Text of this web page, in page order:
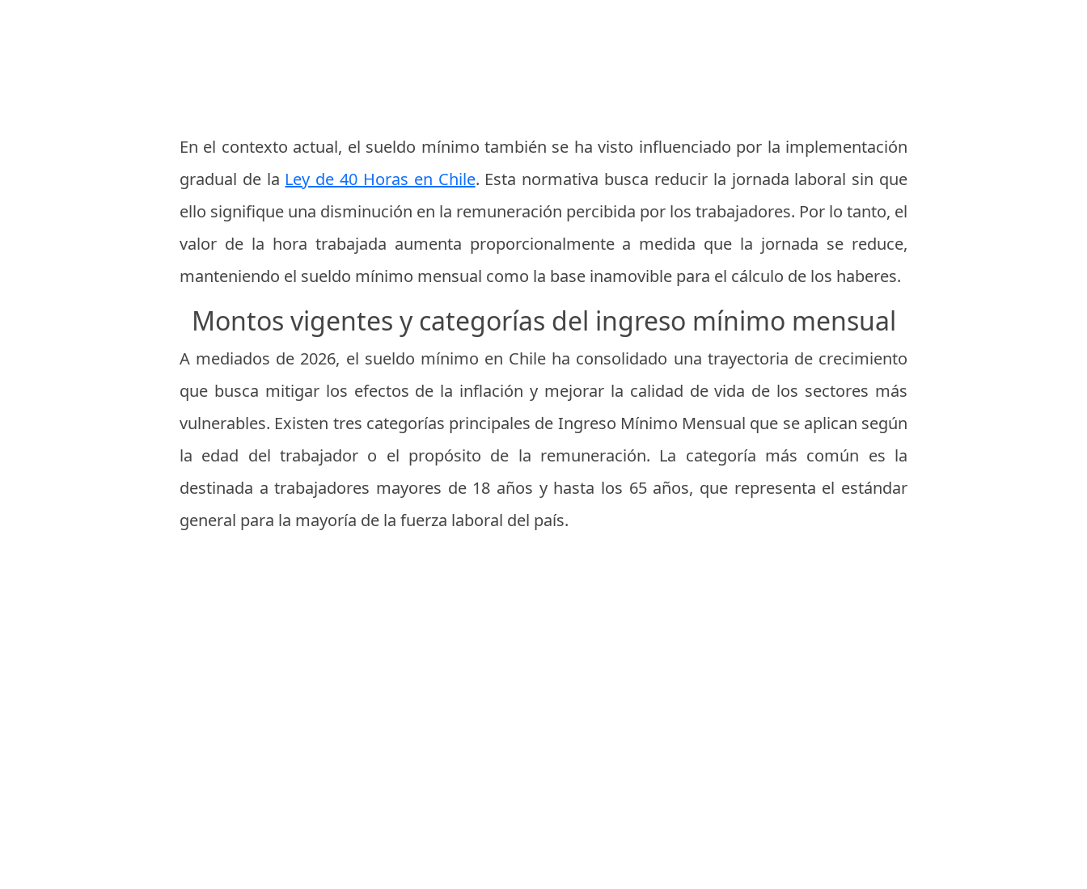
En el contexto actual, el sueldo mínimo también se ha visto influenciado por la implementación
gradual de la Ley de 40 Horas en Chile. Esta normativa busca reducir la jornada laboral sin que
ello signifique una disminución en la remuneración percibida por los trabajadores. Por lo tanto, el
valor de la hora trabajada aumenta proporcionalmente a medida que la jornada se reduce,
manteniendo el sueldo mínimo mensual como la base inamovible para el cálculo de los haberes.
Montos vigentes y categorías del ingreso mínimo mensual
A mediados de 2026, el sueldo mínimo en Chile ha consolidado una trayectoria de crecimiento
que busca mitigar los efectos de la inflación y mejorar la calidad de vida de los sectores más
vulnerables. Existen tres categorías principales de Ingreso Mínimo Mensual que se aplican según
la edad del trabajador o el propósito de la remuneración. La categoría más común es la
destinada a trabajadores mayores de 18 años y hasta los 65 años, que representa el estándar
general para la mayoría de la fuerza laboral del país.